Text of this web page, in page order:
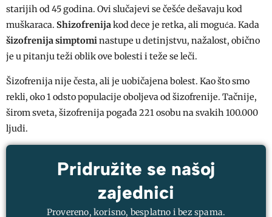
starijih od 45 godina. Ovi slučajevi se češće dešavaju kod
muškaraca. Shizofrenijakod dece je retka, ali moguća. Kada
šizofrenija simptominastupe u detinjstvu, nažalost, obično
je u pitanju teži oblik ove bolesti i teže se leči.
Šizofrenija nije česta, ali je uobičajena bolest. Kao što smo
rekli, oko 1 odsto populacije oboljeva od šizofrenije. Tačnije,
širom sveta, šizofrenija pogađa 221 osobu na svakih 100.000
ljudi.
Pridružite se našoj
zajednici
Provereno, korisno, besplatno i bez spama.